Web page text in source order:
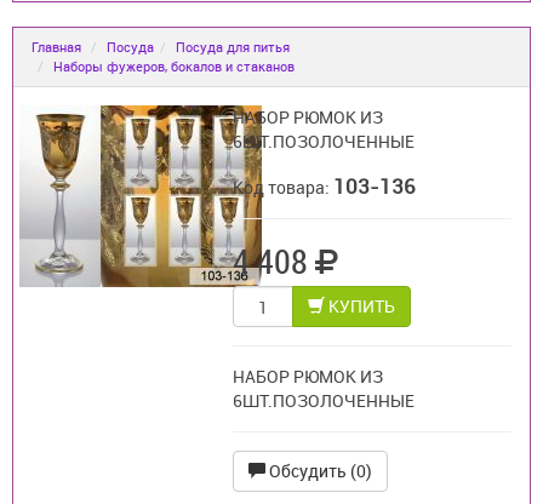
Главная Посуда
Посуда для питья
Наборы фужеров, бокалов и стаканов
НАБОР РЮМОК ИЗ
6ШТ.ПОЗОЛОЧЕННЫЕ
Код товара: 103-136
4 408
КУПИТЬ
НАБОР РЮМОК ИЗ
6ШТ.ПОЗОЛОЧЕННЫЕ
Обсудить (0)